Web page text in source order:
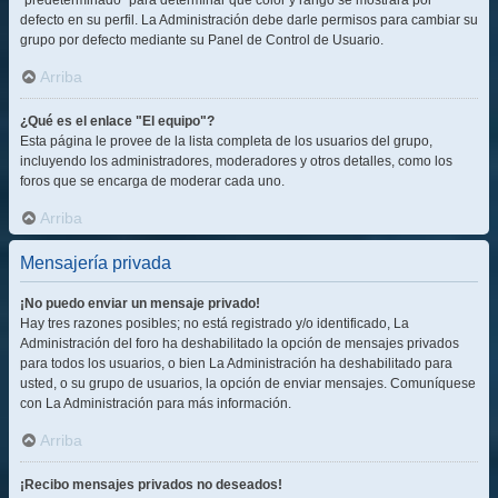
defecto en su perfil. La Administración debe darle permisos para cambiar su
grupo por defecto mediante su Panel de Control de Usuario.
Arriba
¿Qué es el enlace "El equipo"?
Esta página le provee de la lista completa de los usuarios del grupo,
incluyendo los administradores, moderadores y otros detalles, como los
foros que se encarga de moderar cada uno.
Arriba
Mensajería privada
¡No puedo enviar un mensaje privado!
Hay tres razones posibles; no está registrado y/o identificado, La
Administración del foro ha deshabilitado la opción de mensajes privados
para todos los usuarios, o bien La Administración ha deshabilitado para
usted, o su grupo de usuarios, la opción de enviar mensajes. Comuníquese
con La Administración para más información.
Arriba
¡Recibo mensajes privados no deseados!